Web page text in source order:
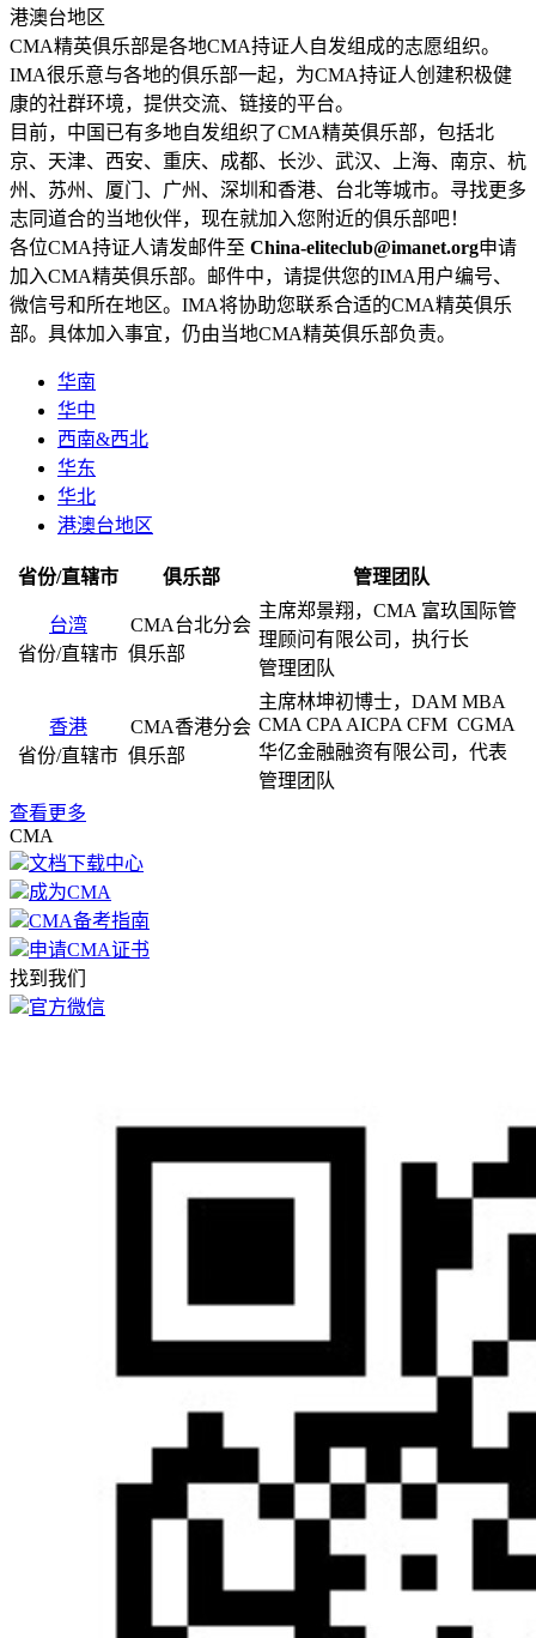
港澳台地区
CMA精英俱乐部是各地CMA持证人自发组成的志愿组织。
IMA很乐意与各地的俱乐部一起，为CMA持证人创建积极健
康的社群环境，提供交流、链接的平台。
目前，中国已有多地自发组织了CMA精英俱乐部，包括北
京、天津、西安、重庆、成都、长沙、武汉、上海、南京、杭
州、苏州、厦门、广州、深圳和香港、台北等城市。寻找更多
志同道合的当地伙伴，现在就加入您附近的俱乐部吧！
各位CMA持证人请发邮件至 China-eliteclub@imanet.org申请
加入CMA精英俱乐部。邮件中，请提供您的IMA用户编号、
微信号和所在地区。IMA将协助您联系合适的CMA精英俱乐
部。具体加入事宜，仍由当地CMA精英俱乐部负责。
华南
华中
西南&西北
华东
华北
港澳台地区
省份/直辖市 俱乐部 管理团队
台湾 CMA台北分会
主席郑景翔，CMA 富玖国际管
理顾问有限公司，执行长
香港 CMA香港分会
主席林坤初博士，DAM MBA
CMA CPA AICPA CFM CGMA
华亿金融融资有限公司，代表
查看更多
CMA
文档下载中心
成为CMA
CMA备考指南
申请CMA证书
找到我们
官方微信